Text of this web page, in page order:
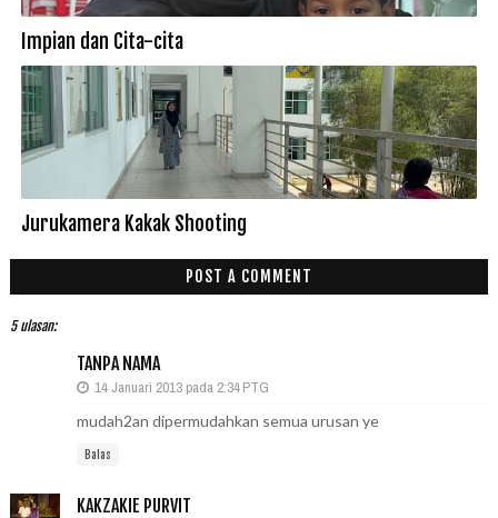
Impian dan Cita-cita
Jurukamera Kakak Shooting
POST A COMMENT
5 ulasan:
TANPA NAMA
14 Januari 2013 pada 2:34 PTG
mudah2an dipermudahkan semua urusan ye
Balas
KAKZAKIE PURVIT